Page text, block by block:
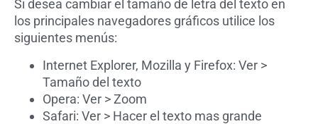
Si desea cambiar el tamaño de letra del texto en
los principales navegadores gráficos utilice los
siguientes menús:
Internet Explorer, Mozilla y Firefox: Ver >
Tamaño del texto
Opera: Ver > Zoom
Safari: Ver > Hacer el texto mas grande